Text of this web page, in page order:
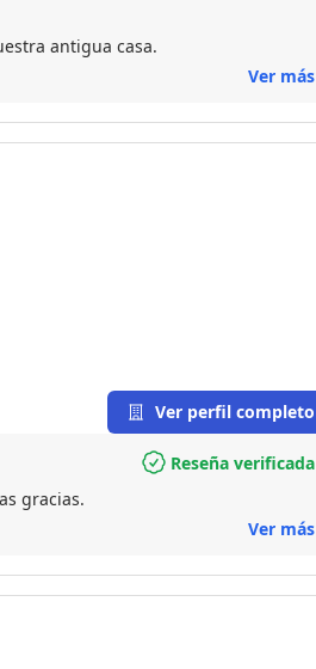
antigua casa.
Ver más
Ver perfil completo
Reseña verificada
gracias.
Ver más